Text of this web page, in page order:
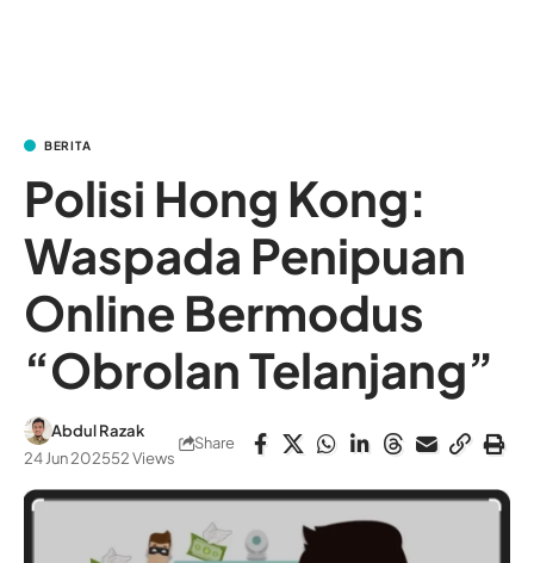
BERITA
Polisi Hong Kong:
Waspada Penipuan
Online Bermodus
“Obrolan Telanjang”
Abdul Razak
24 Jun 202552 Views
Share